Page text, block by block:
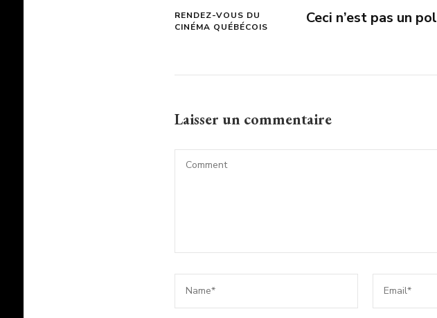
RENDEZ-VOUS DU
CINÉMA QUÉBÉCOIS
Ceci n’est pas un
Laisser un commentaire